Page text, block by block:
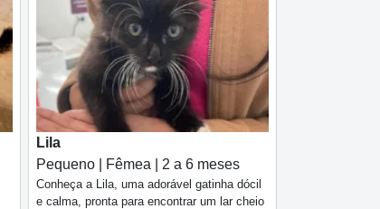
Lila
Pequeno | Fêmea | 2 a 6 meses
Conheça a Lila, uma adorável gatinha dócil
e calma, pronta para encontrar um lar cheio